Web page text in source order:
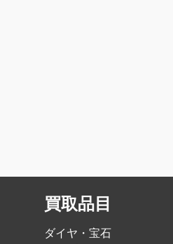
買取品目
ダイヤ・宝石